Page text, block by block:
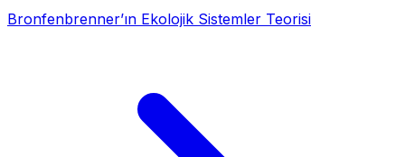
Bronfenbrenner’ın Ekolojik Sistemler Teorisi